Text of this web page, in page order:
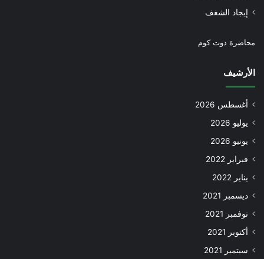
إيجاد الشغف
محاضرة دوت كوم
الأرشيف
أغسطس 2026
يوليو 2026
يونيو 2026
فبراير 2022
يناير 2022
ديسمبر 2021
نوفمبر 2021
أكتوبر 2021
سبتمبر 2021